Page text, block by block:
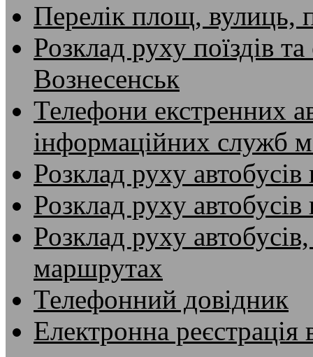
Перелік площ, вулиць,
Розклад руху поїздів
Вознесенськ
Телефони екстренних
інформаційних служб
Розклад руху
Розклад руху
Розклад руху
маршрутах
Телефонний довідник
Електронна реєстрація